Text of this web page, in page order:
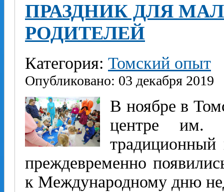
ПРАЗДНИК ДЛЯ
РОДИТЕЛЕЙ
Категория: Томский опыт
Опубликовано: 03 декабря 2019
В ноябре в
центре им.
традиционный
преждевременно
к Международному дню